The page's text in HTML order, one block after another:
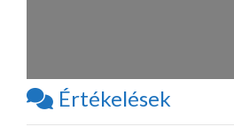
Értékelések